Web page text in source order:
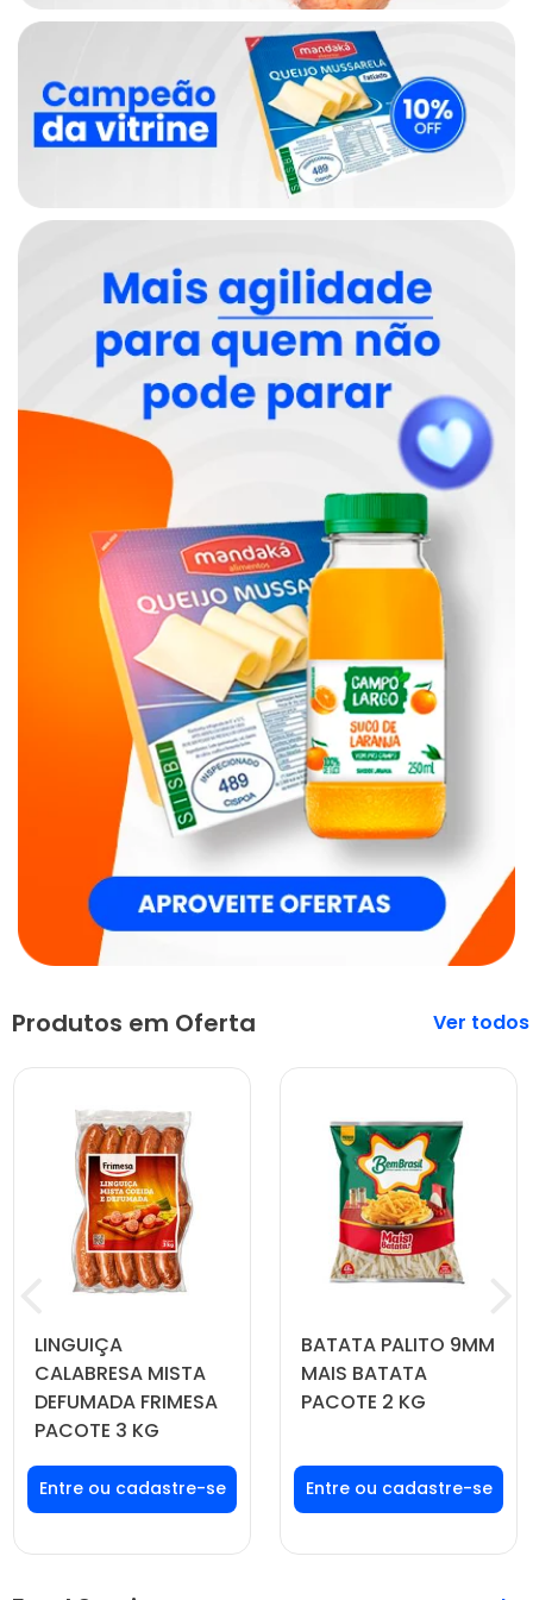
Produtos em Oferta
LINGUIÇA
CALABRESA MISTA
DEFUMADA FRIMESA
PACOTE 3 KG
Faça seu login ou
cadastre-se para
ver preços e
BATATA PALITO 9MM
MAIS BATATA
PACOTE 2 KG
Faça seu login ou
cadastre-se para
ver preços e